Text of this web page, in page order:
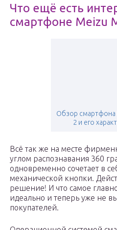
Что ещё есть
смартфоне Meizu
Обзор смартфона
2 и его
Всё так же на месте
углом распознавания 360
одновременно сочетает в
механической кнопки.
решение! И что самое
идеально и теперь уже не
покупателей.